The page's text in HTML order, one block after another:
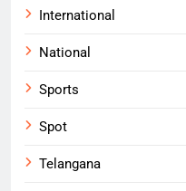
International
National
Sports
Spot
Telangana